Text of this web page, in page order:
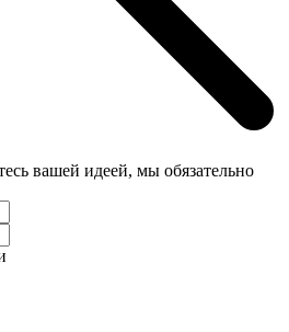
вашей идеей, мы обязательно